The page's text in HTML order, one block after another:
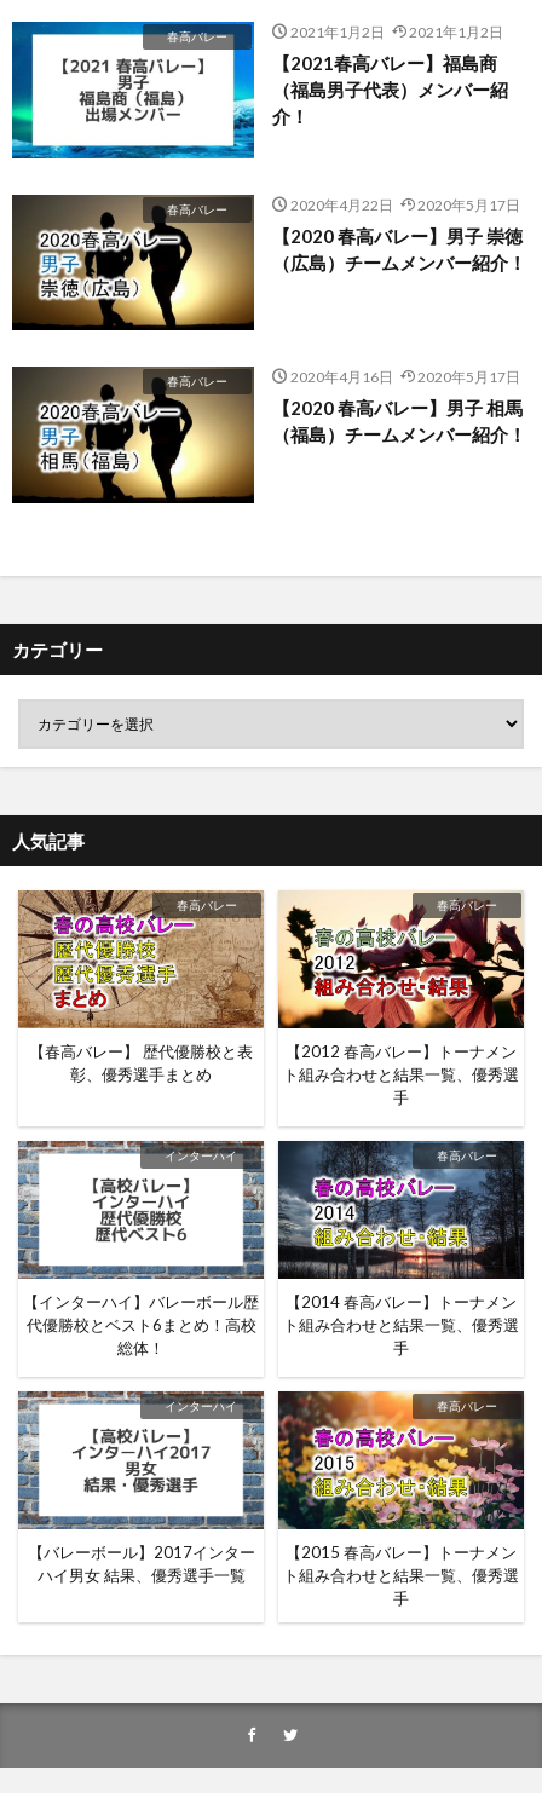
春高バレー 2021年1月2日 2021年1月2日
【2021春高バレー】福島商
（福島男子代表）メンバー紹
介！
春高バレー 2020年4月22日 2020年5月17日
【2020 春高バレー】男子 崇徳
（広島）チームメンバー紹介！
春高バレー 2020年4月16日 2020年5月17日
【2020 春高バレー】男子 相馬
（福島）チームメンバー紹介！
カテゴリー
人気記事
春高バレー
【春高バレー】 歴代優勝校と表
彰、優秀選手まとめ
春高バレー
【2012 春高バレー】トーナメン
ト組み合わせと結果一覧、優秀選
手
インターハイ
【インターハイ】バレーボール歴
代優勝校とベスト6まとめ！高校
総体！
春高バレー
【2014 春高バレー】トーナメン
ト組み合わせと結果一覧、優秀選
手
インターハイ
【バレーボール】2017インター
ハイ男女 結果、優秀選手一覧
春高バレー
【2015 春高バレー】トーナメン
ト組み合わせと結果一覧、優秀選
手